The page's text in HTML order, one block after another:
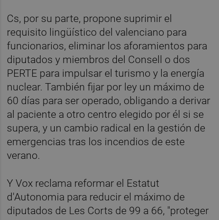
Cs, por su parte, propone suprimir el
requisito lingüístico del valenciano para
funcionarios, eliminar los aforamientos para
diputados y miembros del Consell o dos
PERTE para impulsar el turismo y la energía
nuclear. También fijar por ley un máximo de
60 días para ser operado, obligando a derivar
al paciente a otro centro elegido por él si se
supera, y un cambio radical en la gestión de
emergencias tras los incendios de este
verano.
Y Vox reclama reformar el Estatut
d'Autonomia para reducir el máximo de
diputados de Les Corts de 99 a 66, "proteger